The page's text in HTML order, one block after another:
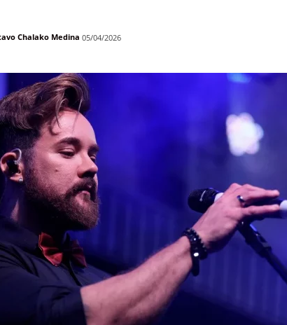
Chalako Medina 05/04/2026